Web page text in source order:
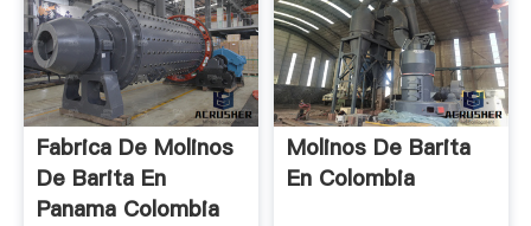
Fabrica De Molinos
De Barita En
Panama Colombia
Molinos De Barita
En Colombia